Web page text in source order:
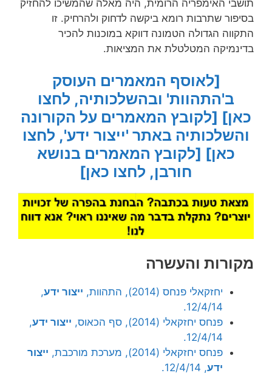
תושבי האימפריה הרומית, היה מאלה שהמשיכו להחזיק
בסיפור שתרבות רומא ביקשה לדחוק ולהרחיק. זו
התקווה הגדולה הטמונה דווקא במוכנות להכיר
בדינמיקה המטלטלת את המציאות.
[לאוסף המאמרים העוסק
ב'התהוות' ובהשלכותיה, לחצו
כאן] [לקובץ המאמרים על הקורונה
והשלכותיה באתר 'ייצור ידע', לחצו
כאן] [לקובץ המאמרים בנושא
חורבן, לחצו כאן]
מקורות והעשרה
יחזקאלי פנחס (2014), התהוות, ייצור ידע,
12/4/14.
פנחס יחזקאלי (2014), סף הכאוס,
ייצור ידע,
12/4/14.
פנחס יחזקאלי (2014), מערכת מורכבת,
ייצור
ידע, 12/4/14.